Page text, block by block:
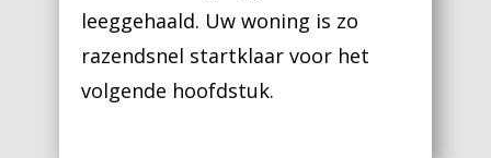
leeggehaald. Uw woning is zo
razendsnel startklaar voor het
volgende hoofdstuk.